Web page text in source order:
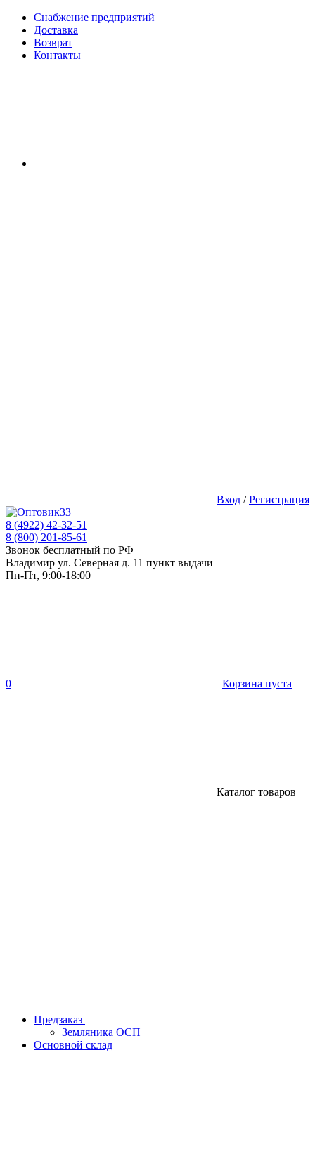
Снабжение предприятий
Доставка
Возврат
Контакты
Вход /Регистрация
8 (4922) 42-32-51
8 (800) 201-85-61
Звонок бесплатный по РФ
Владимир ул. Северная д. 11 пункт выдачи
Пн-Пт, 9:00-18:00
0 Корзина пуста
Каталог товаров
Предзаказ
Земляника ОСП
Основной склад